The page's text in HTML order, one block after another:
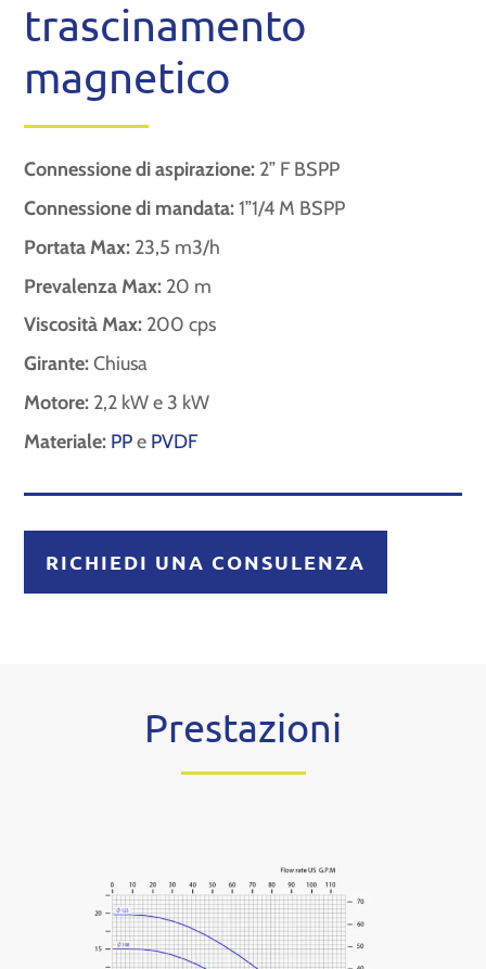
trascinamento
magnetico
Connessione di aspirazione: 2” F BSPP
Connessione di mandata:1”1/4 M BSPP
Portata Max: 23,5 m3/h
Prevalenza Max: 20 m
Viscosità Max: 200 cps
Girante:Chiusa
Motore: 2,2 kW e 3 kW
Materiale: PPe PVDF
RICHIEDI UNA CONSULENZA
Prestazioni